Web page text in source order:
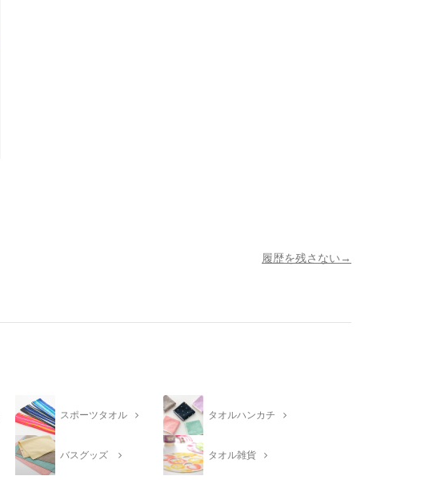
履歴を残さない
スポーツタオル タオルハンカチ
バスグッズ タオル雑貨